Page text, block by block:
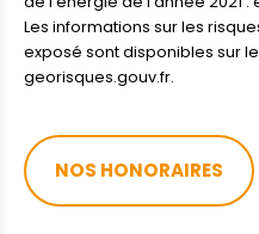
Les informations sur les
exposé sont disponibles sur
georisques.gouv.fr.
NOS HONORAIRES